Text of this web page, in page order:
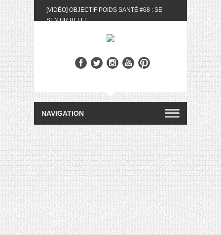
[VIDÉO] OBJECTIF POIDS SANTÉ #68 : SE
SENTIR BELLE
BIOTYFULL BOX DU MOIS DE MAI 2024 FEAT.
[VIDÉO] QUITOQUE #10 : MEAL PREP &
CONVIVIALITÉ
[VIDÉO] UNBOXING : LES MY LITTLE &
BIOTYFULL BOX DU MOIS D’AVRIL 2024
FEAT. AKILA
[VIDÉO] OBJECTIF POIDS SANTÉ #67 : L’AVIS
DES AUTRES, CE N’EST QUE LA VIE DES
AUTRES
[VIDÉO] UNBOXING : LES MY LITTLE &
BIOTYFULL BOX DES MOIS DE FÉVRIER ET
MARS 2024 FEAT. AKILA
[VIDÉO] LA SÉLECTION DU MOIS
#JANVIER2024
[VIDÉO] HELLOFRESH #34 : IDÉES